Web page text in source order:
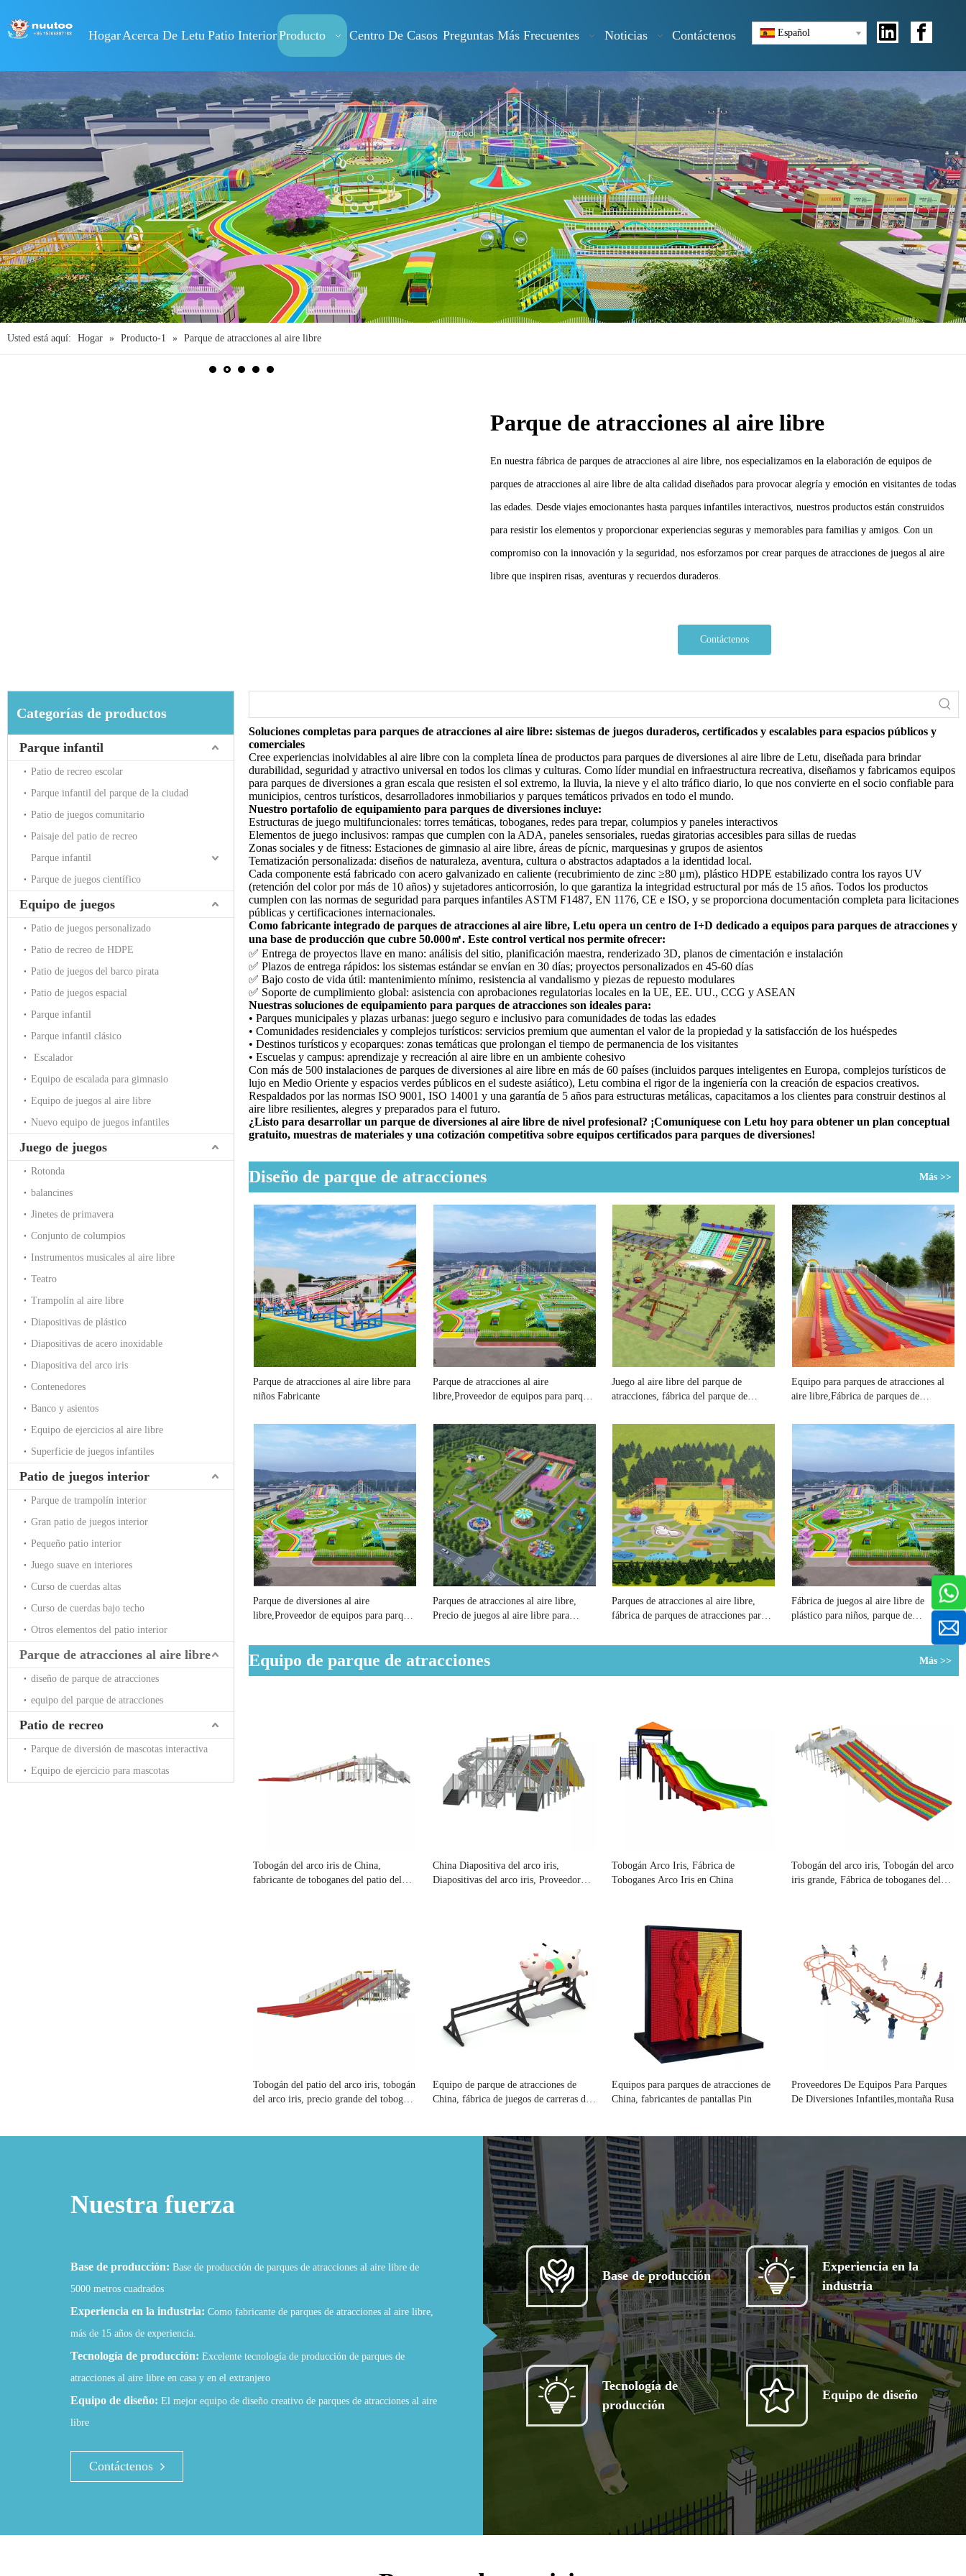
HogarAcerca De Letu Patio InteriorProducto Centro De Casos Preguntas Más Frecuentes Noticias Contáctenos Español
Usted está aquí: Hogar » Producto-1 » Parque de atracciones al aire libre
Parque de atracciones al aire libre
En nuestra fábrica de parques de atracciones al aire libre, nos especializamos en la elaboración de equipos de
parques de atracciones al aire libre de alta calidad diseñados para provocar alegría y emoción en visitantes de todas
las edades. Desde viajes emocionantes hasta parques infantiles interactivos, nuestros productos están construidos
para resistir los elementos y proporcionar experiencias seguras y memorables para familias y amigos. Con un
compromiso con la innovación y la seguridad, nos esforzamos por crear parques de atracciones de juegos al aire
libre que inspiren risas, aventuras y recuerdos duraderos.
Contáctenos
Categorías de productos
Parque infantil
Patio de recreo escolar
Parque infantil del parque de la ciudad
Patio de juegos comunitario
Paisaje del patio de recreo
Parque infantil
Parque de juegos científico
Equipo de juegos
Patio de juegos personalizado
Patio de recreo de HDPE
Patio de juegos del barco pirata
Patio de juegos espacial
Parque infantil
Parque infantil clásico
Escalador
Equipo de escalada para gimnasio
Equipo de juegos al aire libre
Nuevo equipo de juegos infantiles
Juego de juegos
Rotonda
balancines
Jinetes de primavera
Conjunto de columpios
Instrumentos musicales al aire libre
Teatro
Trampolín al aire libre
Diapositivas de plástico
Diapositivas de acero inoxidable
Diapositiva del arco iris
Contenedores
Banco y asientos
Equipo de ejercicios al aire libre
Superficie de juegos infantiles
Patio de juegos interior
Parque de trampolín interior
Gran patio de juegos interior
Pequeño patio interior
Juego suave en interiores
Curso de cuerdas altas
Curso de cuerdas bajo techo
Otros elementos del patio interior
Parque de atracciones al aire libre
diseño de parque de atracciones
equipo del parque de atracciones
Patio de recreo
Parque de diversión de mascotas interactiva
Equipo de ejercicio para mascotas
Soluciones completas para parques de atracciones al aire libre: sistemas de juegos duraderos, certificados y escalables para espacios públicos y
comerciales
Cree experiencias inolvidables al aire libre con la completa línea de productos para parques de diversiones al aire libre de Letu, diseñada para brindar
durabilidad, seguridad y atractivo universal en todos los climas y culturas. Como líder mundial en infraestructura recreativa, diseñamos y fabricamos equipos
para parques de diversiones a gran escala que resisten el sol extremo, la lluvia, la nieve y el alto tráfico diario, lo que nos convierte en el socio confiable para
municipios, centros turísticos, desarrolladores inmobiliarios y parques temáticos privados en todo el mundo.
Nuestro portafolio de equipamiento para parques de diversiones incluye:
Estructuras de juego multifuncionales: torres temáticas, toboganes, redes para trepar, columpios y paneles interactivos
Elementos de juego inclusivos: rampas que cumplen con la ADA, paneles sensoriales, ruedas giratorias accesibles para sillas de ruedas
Zonas sociales y de fitness: Estaciones de gimnasio al aire libre, áreas de pícnic, marquesinas y grupos de asientos
Tematización personalizada: diseños de naturaleza, aventura, cultura o abstractos adaptados a la identidad local.
Cada componente está fabricado con acero galvanizado en caliente (recubrimiento de zinc ≥80 μm), plástico HDPE estabilizado contra los rayos UV
(retención del color por más de 10 años) y sujetadores anticorrosión, lo que garantiza la integridad estructural por más de 15 años. Todos los productos
cumplen con las normas de seguridad para parques infantiles ASTM F1487, EN 1176, CE e ISO, y se proporciona documentación completa para licitaciones
públicas y certificaciones internacionales.
Como fabricante integrado de parques de atracciones al aire libre, Letu opera un centro de I+D dedicado a equipos para parques de atracciones y
una base de producción que cubre 50.000㎡. Este control vertical nos permite ofrecer:
✅ Entrega de proyectos llave en mano: análisis del sitio, planificación maestra, renderizado 3D, planos de cimentación e instalación
✅ Plazos de entrega rápidos: los sistemas estándar se envían en 30 días; proyectos personalizados en 45-60 días
✅ Bajo costo de vida útil: mantenimiento mínimo, resistencia al vandalismo y piezas de repuesto modulares
✅ Soporte de cumplimiento global: asistencia con aprobaciones regulatorias locales en la UE, EE. UU., CCG y ASEAN
Nuestras soluciones de equipamiento para parques de atracciones son ideales para:
• Parques municipales y plazas urbanas: juego seguro e inclusivo para comunidades de todas las edades
• Comunidades residenciales y complejos turísticos: servicios premium que aumentan el valor de la propiedad y la satisfacción de los huéspedes
• Destinos turísticos y ecoparques: zonas temáticas que prolongan el tiempo de permanencia de los visitantes
• Escuelas y campus: aprendizaje y recreación al aire libre en un ambiente cohesivo
Con más de 500 instalaciones de parques de diversiones al aire libre en más de 60 países (incluidos parques inteligentes en Europa, complejos turísticos de
lujo en Medio Oriente y espacios verdes públicos en el sudeste asiático), Letu combina el rigor de la ingeniería con la creación de espacios creativos.
Respaldados por las normas ISO 9001, ISO 14001 y una garantía de 5 años para estructuras metálicas, capacitamos a los clientes para construir destinos al
aire libre resilientes, alegres y preparados para el futuro.
¿Listo para desarrollar un parque de diversiones al aire libre de nivel profesional? ¡Comuníquese con Letu hoy para obtener un plan conceptual
gratuito, muestras de materiales y una cotización competitiva sobre equipos certificados para parques de diversiones!
Diseño de parque de atracciones Más >>
Parque de atracciones al aire libre para
niños Fabricante
Parque de atracciones al aire
libre,Proveedor de equipos para parques
Juego al aire libre del parque de
atracciones, fábrica del parque de
Equipo para parques de atracciones al
aire libre,Fábrica de parques de
Parque de diversiones al aire
libre,Proveedor de equipos para parques
Parques de atracciones al aire libre,
Precio de juegos al aire libre para
Parques de atracciones al aire libre,
fábrica de parques de atracciones para
Fábrica de juegos al aire libre de
plástico para niños, parque de
Equipo de parque de atracciones Más >>
Tobogán del arco iris de China,
fabricante de toboganes del patio del
China Diapositiva del arco iris,
Diapositivas del arco iris, Proveedor
Tobogán Arco Iris, Fábrica de
Toboganes Arco Iris en China
Tobogán del arco iris, Tobogán del arco
iris grande, Fábrica de toboganes del
Tobogán del patio del arco iris, tobogán
del arco iris, precio grande del tobogán
Equipo de parque de atracciones de
China, fábrica de juegos de carreras de
Equipos para parques de atracciones de
China, fabricantes de pantallas Pin
Proveedores De Equipos Para Parques
De Diversiones Infantiles,montaña Rusa
Nuestra fuerza
Base de producción: Base de producción de parques de atracciones al aire libre de
5000 metros cuadrados
Experiencia en la industria: Como fabricante de parques de atracciones al aire libre,
más de 15 años de experiencia.
Tecnología de producción: Excelente tecnología de producción de parques de
atracciones al aire libre en casa y en el extranjero
Equipo de diseño: El mejor equipo de diseño creativo de parques de atracciones al aire
libre
Contáctenos
Base de producción
Experiencia en la
industria
Tecnología de
producción
Equipo de diseño